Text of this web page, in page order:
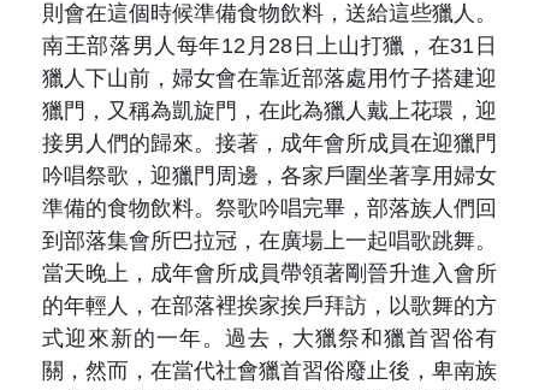
則會在這個時候準備食物飲料，送給這些獵人。
南王部落男人每年12月28日上山打獵，在31日
獵人下山前，婦女會在靠近部落處用竹子搭建迎
獵門，又稱為凱旋門，在此為獵人戴上花環，迎
接男人們的歸來。接著，成年會所成員在迎獵門
吟唱祭歌，迎獵門周邊，各家戶圍坐著享用婦女
準備的食物飲料。祭歌吟唱完畢，部落族人們回
到部落集會所巴拉冠，在廣場上一起唱歌跳舞。
當天晚上，成年會所成員帶領著剛晉升進入會所
的年輕人，在部落裡挨家挨戶拜訪，以歌舞的方
式迎來新的一年。過去，大獵祭和獵首習俗有
關，然而，在當代社會獵首習俗廢止後，卑南族